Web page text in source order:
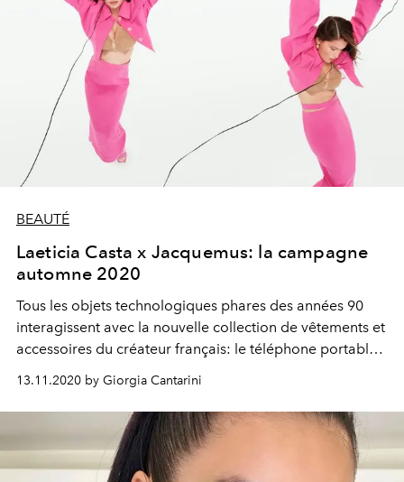
BEAUTÉ
Laeticia Casta x Jacquemus: la campagne
automne 2020
Tous les objets technologiques phares des années 90
interagissent avec la nouvelle collection de vêtements et
accessoires du créateur français: le téléphone portable
vintage, le baladeur, la playstation, les distributeurs de
snacks et même la voiture utilitaire rose. Invité spécial?
Le chien du créateur
13.11.2020 by Giorgia Cantarini